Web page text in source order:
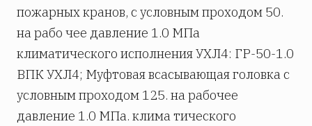
пожарных кранов, с условным проходом 50.
на рабо­ чее давление 1.0 МПа
климатического исполнения УХЛ4: ГР-50-1.0
ВПК УХЛ4; Муфтовая всасывающая головка с
условным проходом 125. на рабочее
давление 1.0 МПа. клима­ тического